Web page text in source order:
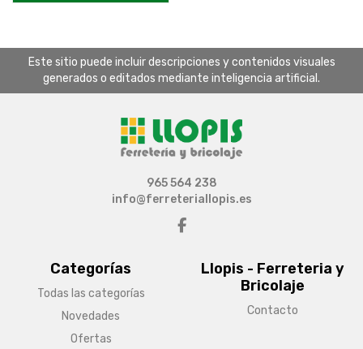
Este sitio puede incluir descripciones y contenidos visuales
generados o editados mediante inteligencia artificial.
Categorías
Todas las categorías
Novedades
Ofertas
Llopis - Ferreteria y
Bricolaje
Contacto
965 564 238
info@ferreteriallopis.es